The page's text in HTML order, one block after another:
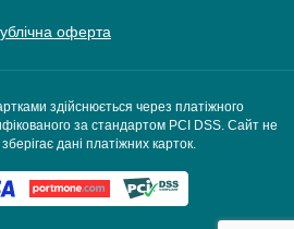
оферта
здійснюється через платіжного
за стандартом PCI DSS. Сайт не
дані платіжних карток.